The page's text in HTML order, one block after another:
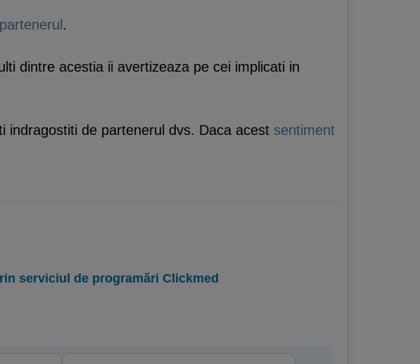
partenerul .
dintre acestia ii avertizeaza pe cei implicati in
indragostiti de partenerul dvs. Daca acest sentiment
serviciul de programări Clickmed